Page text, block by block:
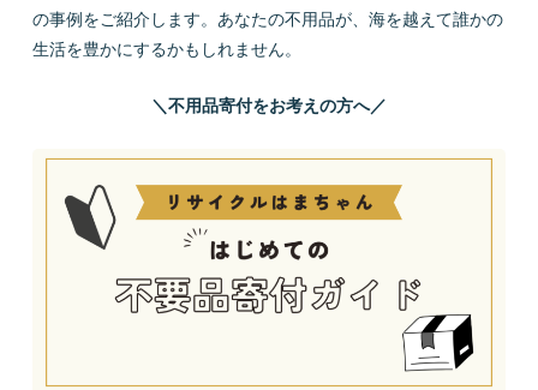
プライバシーポリシー
の事例をご紹介します。あなたの不用品が、海を越えて誰かの
生活を豊かにするかもしれません。
＼不用品寄付をお考えの方へ／